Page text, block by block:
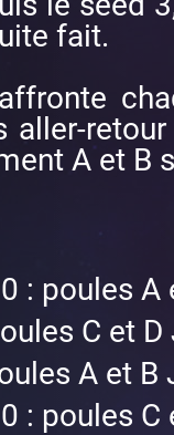
fait.
aller-
A et B
: poules A
C et D
A et B
: poules C